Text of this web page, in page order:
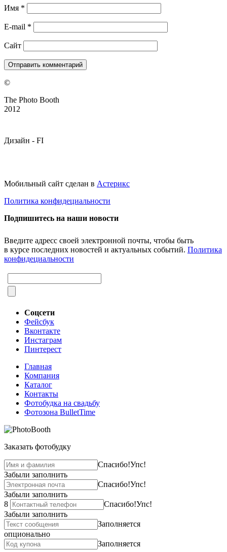
Имя *
E-mail *
Сайт
©
The Photo Booth
2012
Дизайн - FI
Мобильный сайт сделан в Астерикс
Политика конфидециальности
Подпишитесь на наши новости
Введите адресс своей электронной почты, чтобы быть
в курсе последних новостей и актуальных событий. Политика
конфидециальности
Соцсети
Фейсбук
Вконтакте
Инстаграм
Пинтерест
Главная
Компания
Каталог
Контакты
Фотобудка на свадьбу
Фотозона BulletTime
Заказать фотобудку
Спасибо!Упс!
Забыли заполнить
Спасибо!Упс!
Забыли заполнить
8
Спасибо!Упс!
Забыли заполнить
Заполняется
опционально
Заполняется